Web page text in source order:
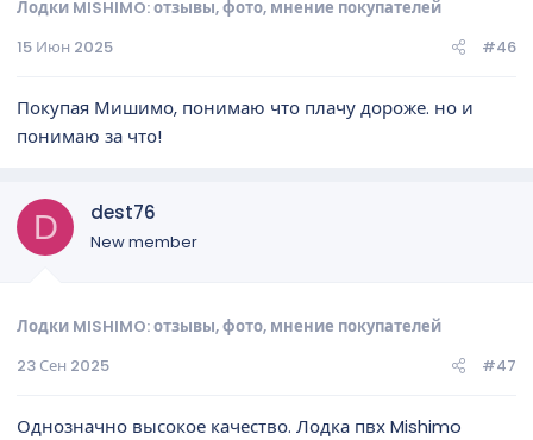
Лодки MISHIMO: отзывы, фото, мнение покупателей
15 Июн 2025
#46
Покупая Мишимо, понимаю что плачу дороже. но и
понимаю за что!
D dest76
New member
Лодки MISHIMO: отзывы, фото, мнение покупателей
23 Сен 2025
#47
Однозначно высокое качество. Лодка пвх Mishimo